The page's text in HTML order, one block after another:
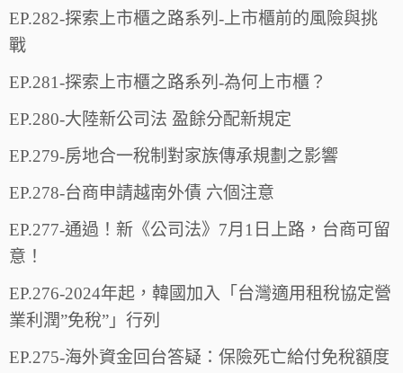
EP.282-探索上市櫃之路系列-上市櫃前的風險與挑
戰
EP.281-探索上市櫃之路系列-為何上市櫃？
EP.280-大陸新公司法 盈餘分配新規定
EP.279-房地合一稅制對家族傳承規劃之影響
EP.278-台商申請越南外債 六個注意
EP.277-通過！新《公司法》7月1日上路，台商可留
意！
EP.276-2024年起，韓國加入「台灣適用租稅協定營
業利潤”免稅”」行列
EP.275-海外資金回台答疑：保險死亡給付免稅額度